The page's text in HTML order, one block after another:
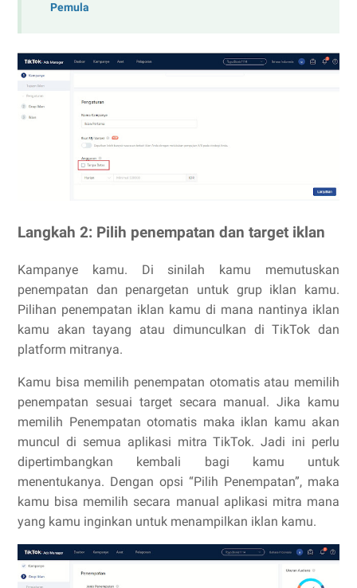
Pemula
Langkah 2: Pilih penempatan dan target iklan
Kampanye kamu. Di sinilah kamu memutuskan
penempatan dan penargetan untuk grup iklan kamu.
Pilihan penempatan iklan kamu di mana nantinya iklan
kamu akan tayang atau dimunculkan di TikTok dan
platform mitranya.
Kamu bisa memilih penempatan otomatis atau memilih
penempatan sesuai target secara manual. Jika kamu
memilih Penempatan otomatis maka iklan kamu akan
muncul di semua aplikasi mitra TikTok. Jadi ini perlu
dipertimbangkan kembali bagi kamu untuk
menentukanya. Dengan opsi “Pilih Penempatan”, maka
kamu bisa memilih secara manual aplikasi mitra mana
yang kamu inginkan untuk menampilkan iklan kamu.